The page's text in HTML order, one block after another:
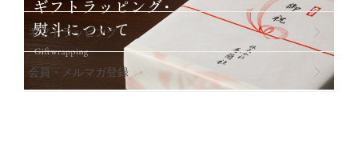
ギフトラッビング
会員・メルマガ登録